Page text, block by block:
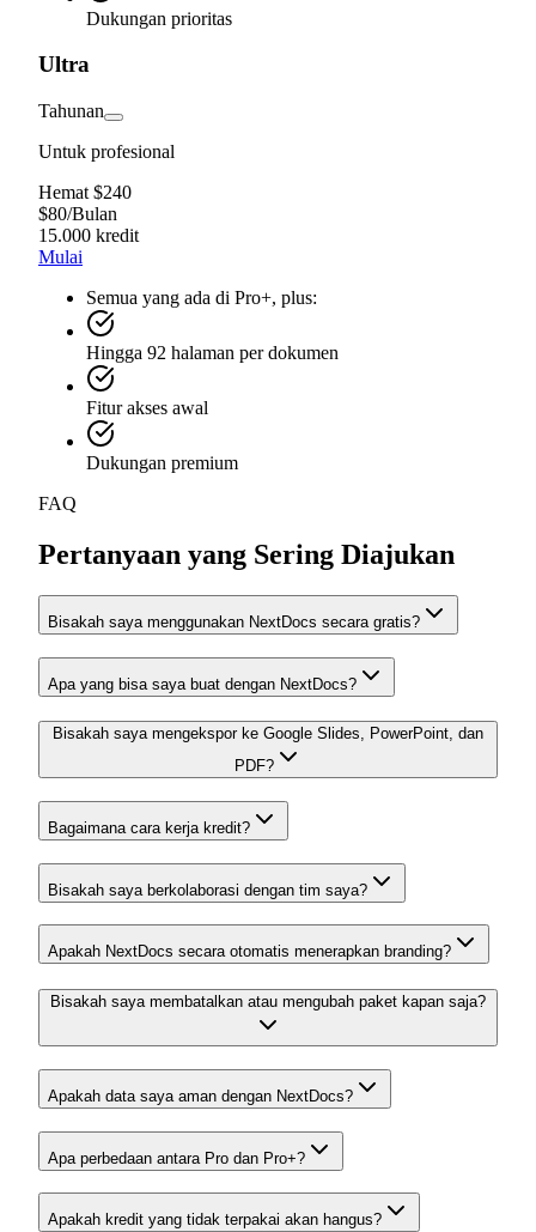
Dukungan prioritas
Ultra
Tahunan
Untuk profesional
Hemat $240
$80/Bulan
15.000 kredit
Mulai
Semua yang ada di Pro+, plus:
Hingga 92 halaman per dokumen
Fitur akses awal
Dukungan premium
FAQ
Pertanyaan yang Sering Diajukan
Bisakah saya menggunakan NextDocs secara gratis?
Apa yang bisa saya buat dengan NextDocs?
Bisakah saya mengekspor ke Google Slides, PowerPoint, dan
PDF?
Bagaimana cara kerja kredit?
Bisakah saya berkolaborasi dengan tim saya?
Apakah NextDocs secara otomatis menerapkan branding?
Bisakah saya membatalkan atau mengubah paket kapan saja?
Apakah data saya aman dengan NextDocs?
Apa perbedaan antara Pro dan Pro+?
Apakah kredit yang tidak terpakai akan hangus?